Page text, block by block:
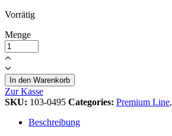
Vorrätig
Menge
In den Warenkorb
Zur Kasse
SKU: 103-0495 Categories: Premium Line,
Beschreibung